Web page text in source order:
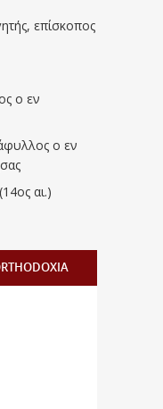
επίσκοπος
ο εν
ο εν
αι.)